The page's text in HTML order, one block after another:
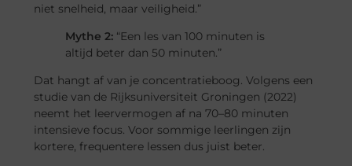
niet snelheid, maar veiligheid.”
Mythe 2:“Een les van 100 minuten is
altijd beter dan 50 minuten.”
Dat hangt af van je concentratieboog. Volgens een
studie van de Rijksuniversiteit Groningen (2022)
neemt het leervermogen af na 70–80 minuten
intensieve focus. Voor sommige leerlingen zijn
kortere, frequentere lessen dus juist beter.